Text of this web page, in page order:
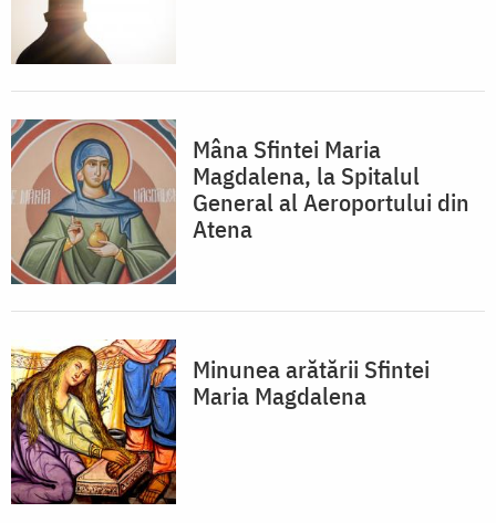
Mâna Sfintei Maria
Magdalena, la Spitalul
General al Aeroportului din
Atena
Minunea arătării Sfintei
Maria Magdalena